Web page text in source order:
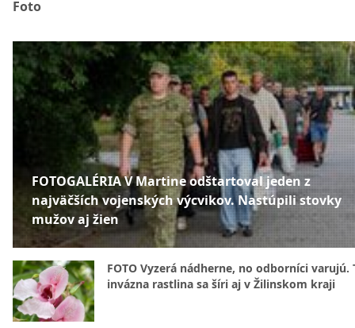
Foto
FOTOGALÉRIA V Martine odštartoval jeden z
najväčších vojenských výcvikov. Nastúpili stovky
mužov aj žien
FOTO Vyzerá nádherne, no odborníci varujú.
invázna rastlina sa šíri aj v Žilinskom kraji